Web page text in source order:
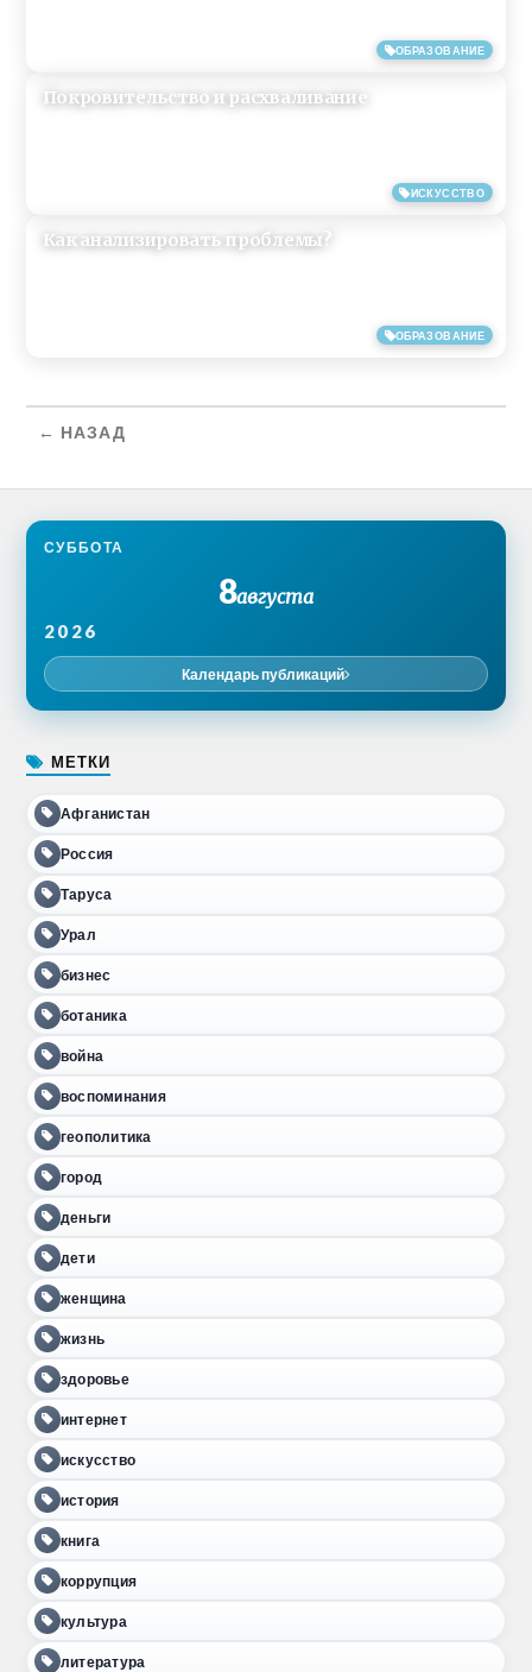
ОБРАЗОВАНИЕ
ИСКУССТВО
Покровительство и расхваливание
ОБРАЗОВАНИЕ
Как анализировать проблемы?
← НАЗАД
СУББОТА
8августа
2026
Календарь публикаций
МЕТКИ
Афганистан
Россия
Таруса
Урал
бизнес
ботаника
война
воспоминания
геополитика
город
деньги
дети
женщина
жизнь
здоровье
интернет
искусство
история
книга
коррупция
культура
литература